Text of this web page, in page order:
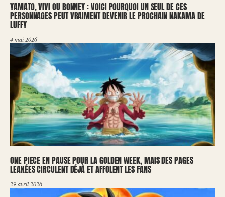
YAMATO, VIVI OU BONNEY : VOICI POURQUOI UN SEUL DE CES
PERSONNAGES PEUT VRAIMENT DEVENIR LE PROCHAIN NAKAMA DE
LUFFY
4 mai 2026
ONE PIECE EN PAUSE POUR LA GOLDEN WEEK, MAIS DES PAGES
LEAKÉES CIRCULENT DÉJÀ ET AFFOLENT LES FANS
29 avril 2026